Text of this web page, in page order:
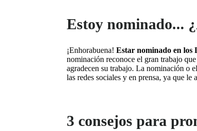
Estoy nominado...
¡Enhorabuena! Estar nominado en los
nominación reconoce el gran trabajo
agradecen su trabajo. La nominación o
las redes sociales y en prensa, ya que
3 consejos para